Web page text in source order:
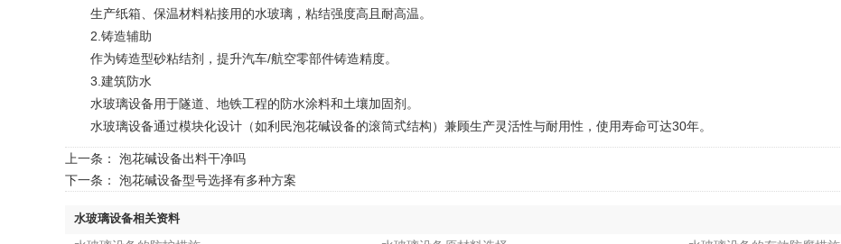
生产纸箱、保温材料粘接用的水玻璃，粘结强度高且耐高温。
2‌.铸造辅助‌
️作为铸造型砂粘结剂，提升汽车/航空零部件铸造精度。
3‌.建筑防水‌
水玻璃设备用于隧道、地铁工程的防水涂料和土壤加固剂。
水玻璃设备通过模块化设计（如利民泡花碱设备的滚筒式结构）兼顾生产灵活性与耐用性，使用寿命可达30年。
上一条： 泡花碱设备出料干净吗
下一条： 泡花碱设备型号选择有多种方案
水玻璃设备相关资料